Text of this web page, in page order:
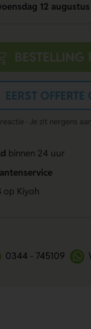
12 augustus
BESTELLING
EERST
· Je zit nergens
binnen 24 uur
op Kiyoh
0344 - 745109